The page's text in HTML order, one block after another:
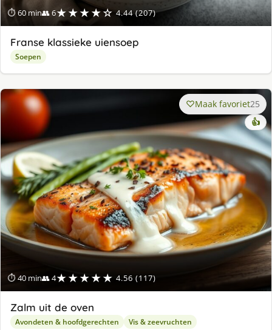
⏱ 60 min👥 6★★★★☆ 4.44 (207)
Franse klassieke uiensoep
Soepen
⏱ 40 min👥 4★★★★★ 4.56 (117)
Maak favoriet25
👍
Zalm uit de oven
Avondeten & hoofdgerechten Vis & zeevruchten